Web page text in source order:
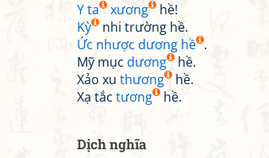
Y ta xương
hề!
Kỳ
nhi trường hề.
Ức nhược dương hề .
Mỹ mục dương
hề.
Xảo xu thương
hề.
Xạ tắc tương hề.
Dịch nghĩa